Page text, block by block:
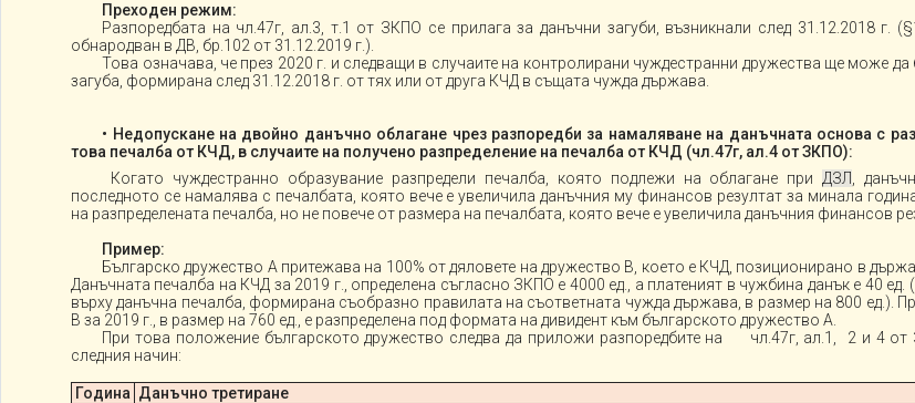
Преходен режим:
Разпоредбата на чл.47г, ал.3, т.1 от ЗКПО се прилага за данъчни загуби, възникнали след 31.12.2018
обнародван в ДВ, бр.102 от 31.12.2019 г.).
Това означава, че през 2020 г. и следващи в случаите на контролирани чуждестранни дружества ще може да
загуба, формирана след 31.12.2018 г. от тях или от друга КЧД в същата чужда държава.
• Недопускане на двойно данъчно облагане чрез разпоредби за намаляване на данъчната основа с
това печалба от КЧД, в случаите на получено разпределение на печалба от КЧД (чл.47г, ал.4 от ЗКПО):
Когато чуждестранно образувание разпредели печалба, която подлежи на облагане при ДЗЛ ,
последното се намалява с печалбата, която вече е увеличила данъчния му финансов резултат за минала
на разпределената печалба, но не повече от размера на печалбата, която вече е увеличила данъчния финансов
Пример:
Българско дружество А притежава на 100% от дяловете на дружество В, което е КЧД, позиционирано в
Данъчната печалба на КЧД за 2019 г., определена съгласно ЗКПО е 4000 ед., а платеният в чужбина данък е 40 ед.
върху данъчна печалба, формирана съобразно правилата на съответната чужда държава, в размер на 800 ед.).
В за 2019 г., в размер на 760 ед., е разпределена под формата на дивидент към българското дружество А.
При това положение българското дружество следва да приложи разпоредбите на чл.47г, ал.1, 2 и 4 от
следния начин:
Година Данъчно третиране